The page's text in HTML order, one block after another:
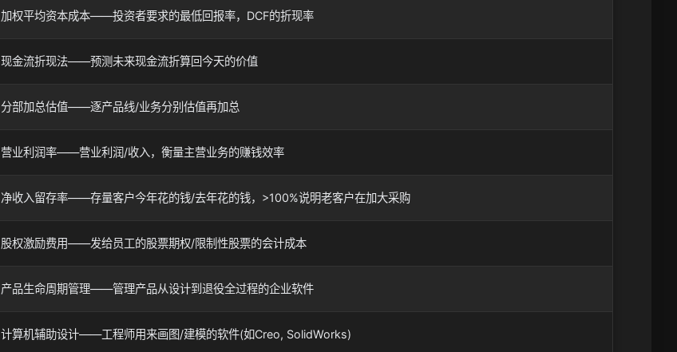
加权平均资本成本——投资者要求的最低回报率，DCF的折现率
现金流折现法——预测未来现金流折算回今天的价值
分部加总估值——逐产品线/业务分别估值再加总
营业利润率——营业利润/收入，衡量主营业务的赚钱效率
净收入留存率——存量客户今年花的钱/去年花的钱，>100%说明老客户在加大采购
股权激励费用——发给员工的股票期权/限制性股票的会计成本
产品生命周期管理——管理产品从设计到退役全过程的企业软件
计算机辅助设计——工程师用来画图/建模的软件(如Creo, SolidWorks)